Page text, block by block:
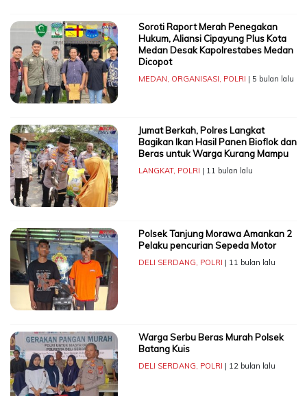
Soroti Raport Merah Penegakan
Hukum, Aliansi Cipayung Plus Kota
Medan Desak Kapolrestabes Medan
Dicopot
MEDAN ORGANISASI POLRI | 5 bulan lalu
Jumat Berkah, Polres Langkat
Bagikan Ikan Hasil Panen Bioflok dan
Beras untuk Warga Kurang Mampu
LANGKAT, POLRI | 11 bulan lalu
Polsek Tanjung Morawa Amankan 2
Pelaku pencurian Sepeda Motor
DELI SERDANG POLRI | 11 bulan lalu
Warga Serbu Beras Murah Polsek
Batang Kuis
DELI SERDANG POLRI | 12 bulan lalu